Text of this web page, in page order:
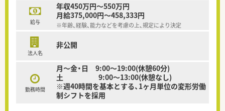
給与
年収450万円～550万円
月給375,000円～458,333円
※年齢、経験、能力などを考慮の上、規定により決定
法人名
非公開
勤務時間
月～金・日 9:00～19:00(休憩60分)
土 9:00～13:00(休憩なし)
※週40時間を基本とする、1ヶ月単位の変形労働
制シフトを採用